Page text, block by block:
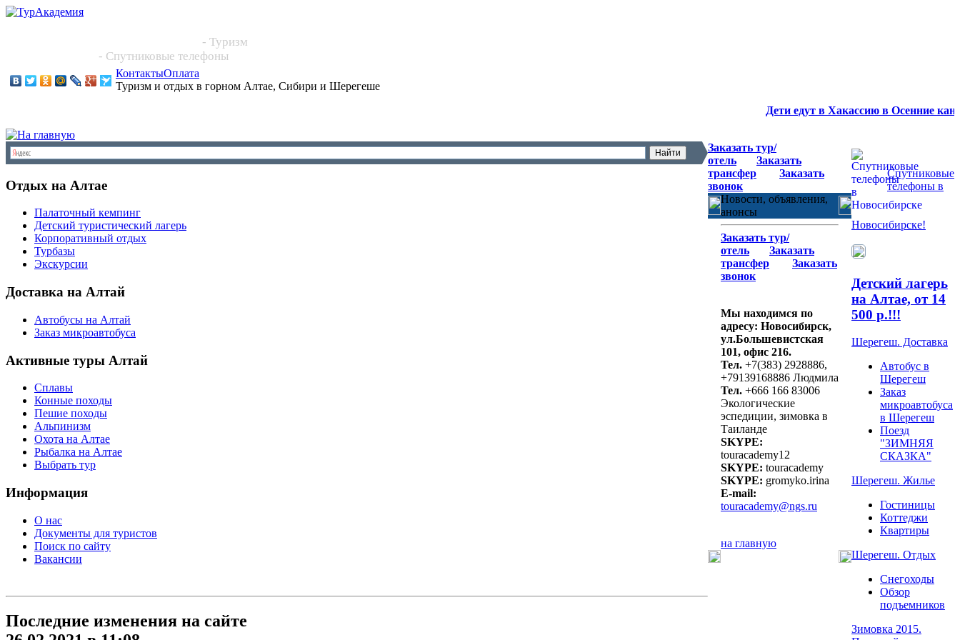
- Туризм
- Спутниковые телефоны
КонтактыОплата
Туризм и отдых в горном Алтае, Сибири и Шерегеше
Дети едут в Хакассию в Осенние
Отдых на Алтае
Палаточный кемпинг
Детский туристический лагерь
Корпоративный отдых
Турбазы
Экскурсии
Доставка на Алтай
Автобусы на Алтай
Заказ микроавтобуса
Активные туры Алтай
Сплавы
Конные походы
Пешие походы
Альпинизм
Охота на Алтае
Рыбалка на Алтае
Выбрать тур
Информация
О нас
Документы для туристов
Поиск по сайту
Вакансии
Последние изменения на сайте
Заказать тур/
отель
Заказать
трансфер
Заказать
звонок
Новости, объявления,
анонсы
Заказать тур/
отель
Заказать
трансфер
Заказать
звонок
Мы находимся по
адресу: Новосибирск,
ул.Большевистская
101, офис 216.
Тел. +7(383) 2928886,
+79139168886 Людмила
Тел. +666 166 83006
Экологические
эспедиции, зимовка в
Таиланде
SKYPE:
touracademy12
SKYPE: touracademy
SKYPE: gromyko.irina
E-mail:
touracademy@ngs.ru
на главную
Спутниковые
телефоны в
Новосибирске!
Детский лагерь
на Алтае, от 14
500 р.!!!
Шерегеш. Доставка
Автобус в
Шерегеш
Заказ
микроавтобуса
в Шерегеш
Поезд
"ЗИМНЯЯ
СКАЗКА"
Шерегеш. Жилье
Гостиницы
Коттеджи
Квартиры
Шерегеш. Отдых
Снегоходы
Обзор
подъемников
Зимовка 2015.